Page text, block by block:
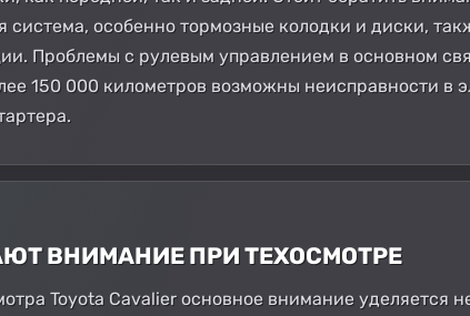
система, особенно тормозные колодки и диски,
Проблемы с рулевым управлением в основном
150 000 километров возможны неисправности в
ВНИМАНИЕ ПРИ ТЕХОСМОТРЕ
Toyota Cavalier основное внимание уделяется